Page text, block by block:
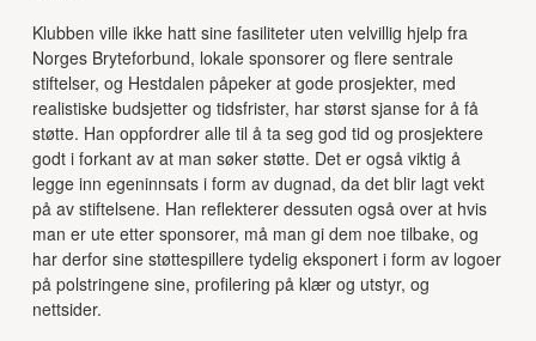
Klubben ville ikke hatt sine fasiliteter uten velvillig hjelp fra
Norges Bryteforbund, lokale sponsorer og flere sentrale
stiftelser, og Hestdalen påpeker at gode prosjekter, med
realistiske budsjetter og tidsfrister, har størst sjanse for å få
støtte. Han oppfordrer alle til å ta seg god tid og prosjektere
godt i forkant av at man søker støtte. Det er også viktig å
legge inn egeninnsats i form av dugnad, da det blir lagt vekt
på av stiftelsene. Han reflekterer dessuten også over at hvis
man er ute etter sponsorer, må man gi dem noe tilbake, og
har derfor sine støttespillere tydelig eksponert i form av logoer
på polstringene sine, profilering på klær og utstyr, og
nettsider.